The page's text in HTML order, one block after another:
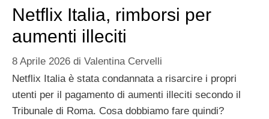
Netflix Italia, rimborsi per
aumenti illeciti
8 Aprile 2026 di Valentina Cervelli
Netflix Italia è stata condannata a risarcire i propri
utenti per il pagamento di aumenti illeciti secondo il
Tribunale di Roma. Cosa dobbiamo fare quindi?